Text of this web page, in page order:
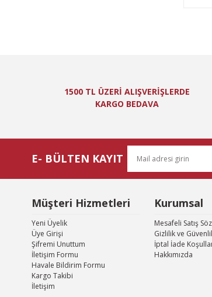
1500 TL ÜZERİ ALIŞVERİŞLERDE
KARGO BEDAVA
E- BÜLTEN KAYIT
Müşteri Hizmetleri
Yeni Üyelik
Üye Girişi
Şifremi Unuttum
İletişim Formu
Havale Bildirim Formu
Kargo Takibi
İletişim
Kurumsal
Mesafeli Satış
Gizlilik ve
İptal İade
Hakkımızda